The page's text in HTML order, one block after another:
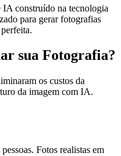
construído na tecnologia
para gerar fotografias
sua Fotografia?
os custos da
da imagem com IA.
Fotos realistas em